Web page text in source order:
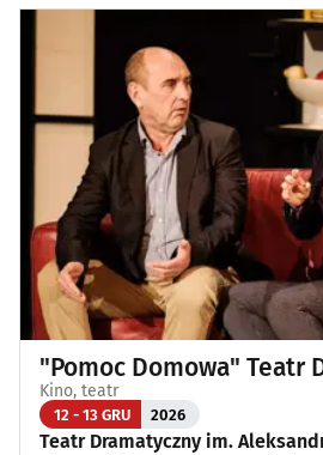
"Pomoc Domowa" Teatr
Kino, teatr
12 - 13 GRU 2026
Teatr Dramatyczny im.